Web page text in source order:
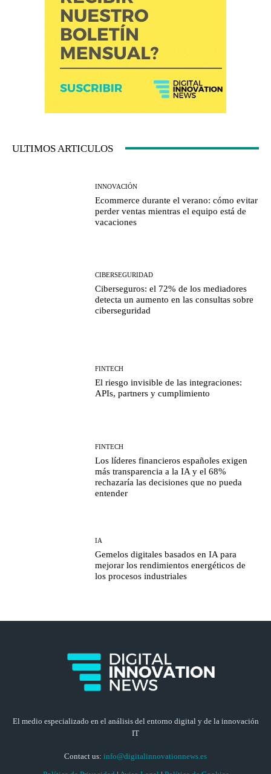
ULTIMOS ARTICULOS
INNOVACIÓN
Ecommerce durante el verano: cómo evitar
perder ventas mientras el equipo está de
vacaciones
CIBERSEGURIDAD
Ciberseguros: el 72% de los mediadores
detecta un aumento en las consultas sobre
ciberseguridad
FINTECH
El riesgo invisible de las integraciones:
APIs, partners y cumplimiento
FINTECH
Los líderes financieros españoles exigen
más transparencia a la IA y el 68%
rechazaría las decisiones que no pueda
entender
IA
Gemelos digitales basados en IA para
mejorar los rendimientos energéticos de
los procesos industriales
El medio especializado en el análisis del entorno digital y de la innovación
IT
Contact us: info@digitalinnovationnews.es